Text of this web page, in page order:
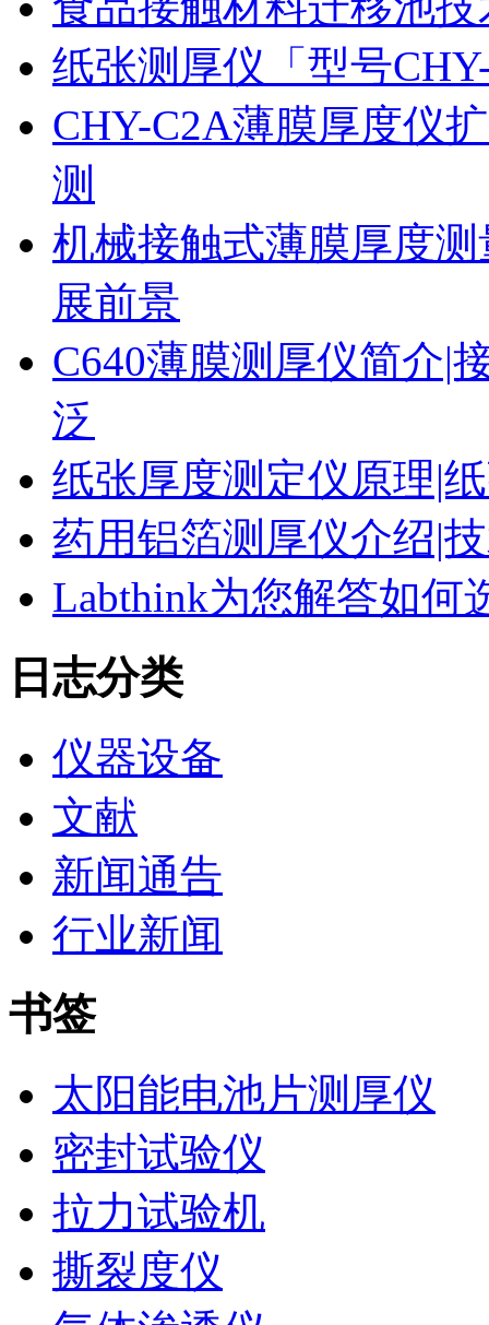
纸张测厚仪「型号
CHY-C2A薄膜厚度仪
测
机械接触式薄膜厚度
展前景
C640薄膜测厚仪简介|
泛
纸张厚度测定仪原理|
药用铝箔测厚仪介绍|
Labthink为您解答如何
日志分类
仪器设备
文献
新闻通告
行业新闻
书签
太阳能电池片测厚仪
密封试验仪
拉力试验机
撕裂度仪